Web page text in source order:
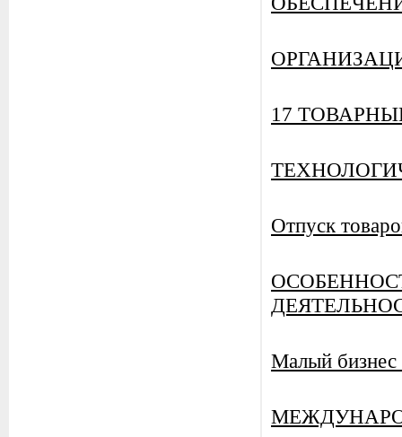
17
Отпуск
Малый бизнес